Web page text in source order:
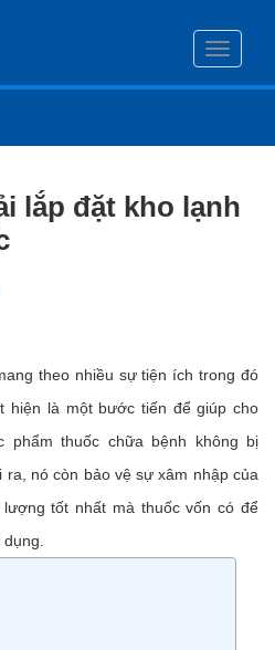
Toggle
lắp đặt kho lạnh
theo nhiều sự tiện ích trong đó
hiện là một bước tiến để giúp cho
phẩm thuốc chữa bệnh không bị
ra, nó còn bảo vệ sự xâm nhập của
tốt nhất mà thuốc vốn có để